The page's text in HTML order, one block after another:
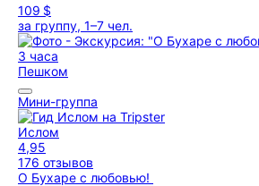
109 $
за группу, 1–7 чел.
3 часа
Пешком
Мини-группа
Ислом
4,95
176 отзывов
О Бухаре с любовью!